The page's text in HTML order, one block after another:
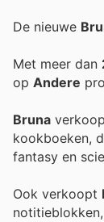
De nieuwe
Met meer dan
op Andere
Bruna
kookboeken,
fantasy en
Ook verkoopt